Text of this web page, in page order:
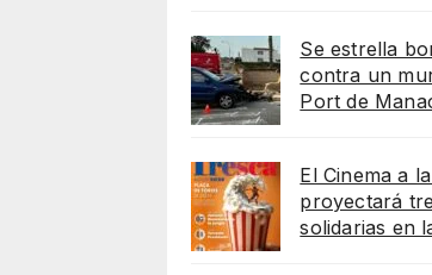
Se estrella
contra un
Port de
El Cinema a
proyectará
solidarias en